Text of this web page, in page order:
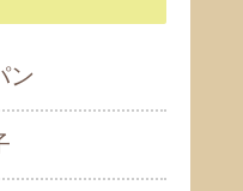
ン